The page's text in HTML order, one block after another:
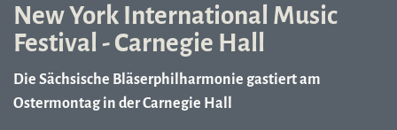
New York International Music
Festival - Carnegie Hall
Die Sächsische Bläserphilharmonie gastiert am
Ostermontag in der Carnegie Hall